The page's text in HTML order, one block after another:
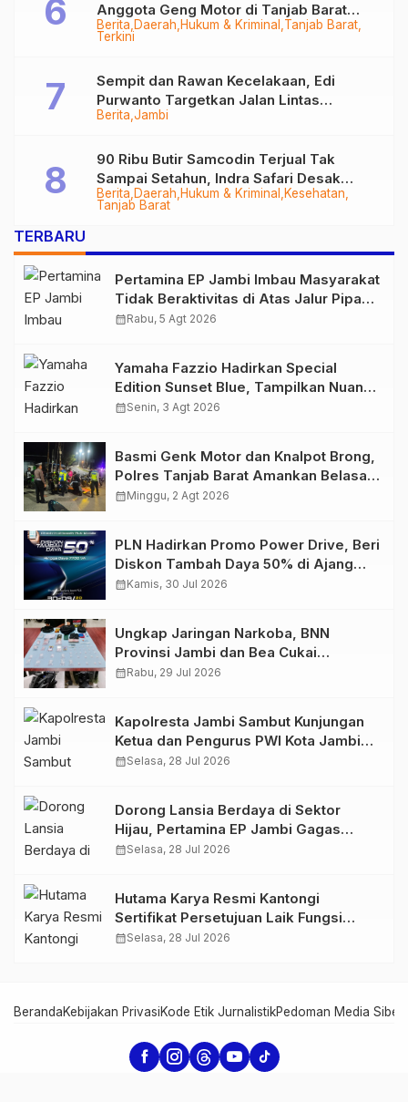
Berita Daerah Hukum & Kriminal Tanjab Barat
Terkini
Anggota Geng Motor di Tanjab Barat
Diringkus
Berita Jambi
Sempit dan Rawan Kecelakaan, Edi
Purwanto Targetkan Jalan Lintas
Tungkal-Jambi Mulus di 2028
Berita Daerah Hukum & Kriminal
Kesehatan
Tanjab Barat
90 Ribu Butir Samcodin Terjual Tak
Sampai Setahun, Indra Safari Desak
Audit Menyeluruh
TERBARU
Pertamina EP Jambi Imbau Masyarakat
Tidak Beraktivitas di Atas Jalur Pipa
Migas Demi Keselamatan Bersama
calendar_monthRabu, 5 Agt 2026
Yamaha Fazzio Hadirkan Special
Edition Sunset Blue, Tampilkan Nuansa
Retro Summer yang Semakin Skena
calendar_monthSenin, 3 Agt 2026
Basmi Genk Motor dan Knalpot Brong,
Polres Tanjab Barat Amankan Belasan
Kendaraan
calendar_monthMinggu, 2 Agt 2026
PLN Hadirkan Promo Power Drive, Beri
Diskon Tambah Daya 50% di Ajang
GIIAS 2026
calendar_monthKamis, 30 Jul 2026
Ungkap Jaringan Narkoba, BNN
Provinsi Jambi dan Bea Cukai
Amankan Sembilan Pelaku beserta
calendar_monthRabu, 29 Jul 2026
Kapolresta Jambi Sambut Kunjungan
Ketua dan Pengurus PWI Kota Jambi
Perkuat Sinergi dan Kolaborasi
calendar_monthSelasa, 28 Jul 2026
Dorong Lansia Berdaya di Sektor
Hijau, Pertamina EP Jambi Gagas
Lansiapreneur Batik Eco-Print
calendar_monthSelasa, 28 Jul 2026
Hutama Karya Resmi Kantongi
Sertifikat Persetujuan Laik Fungsi
Struktur Jembatan Musi V Tol
calendar_monthSelasa, 28 Jul 2026
BerandaKebijakan PrivasiKode Etik JurnalistikPedoman Media Siber